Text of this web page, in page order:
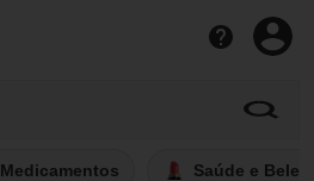
Medicamentos Saúde e